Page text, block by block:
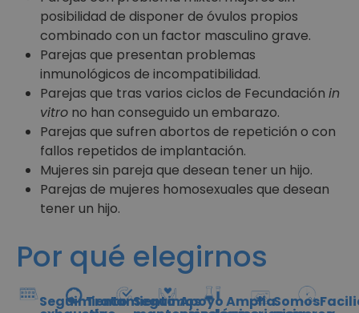
posibilidad de disponer de óvulos propios
combinado con un factor masculino grave.
Parejas que presentan problemas
inmunológicos de incompatibilidad.
Parejas que tras varios ciclos de Fecundación in
vitro no han conseguido un embarazo.
Parejas que sufren abortos de repetición o con
fallos repetidos de implantación.
Mujeres sin pareja que desean tener un hijo.
Parejas de mujeres homosexuales que desean
tener un hijo.
Por qué elegirnos
SeguimientoTratamiento
SeguimosApoyoAmpliaSomos